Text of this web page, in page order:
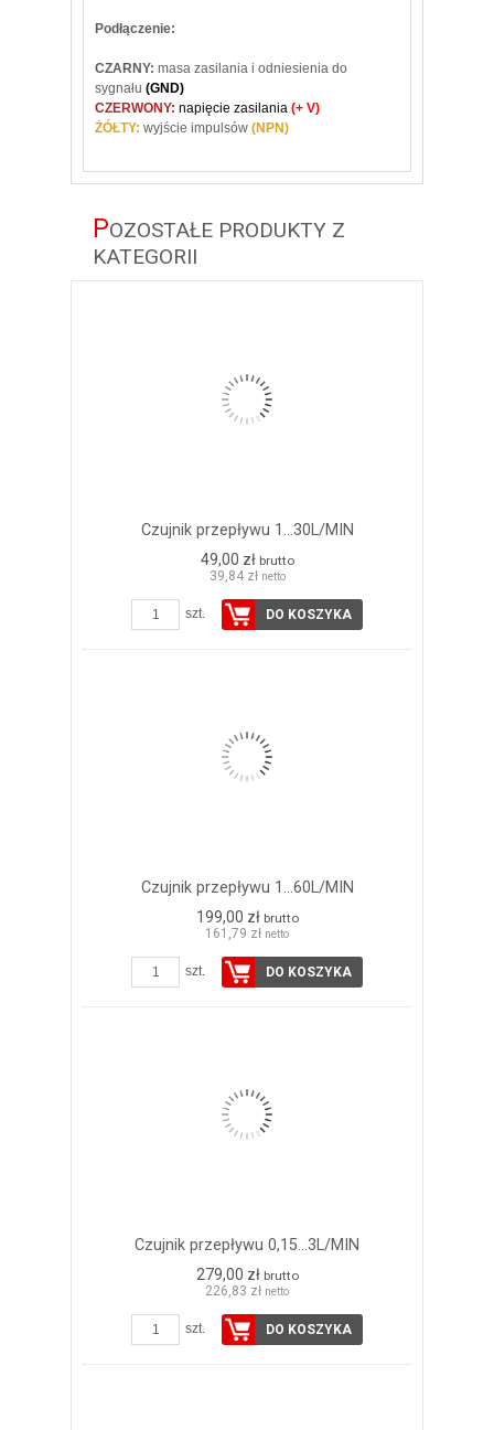
Podłączenie:
CZARNY: masa zasilania i odniesienia do
sygnału (GND)
CZERWONY: napięcie zasilania (+ V)
ŻÓŁTY: wyjście impulsów (NPN)
POZOSTAŁE PRODUKTY Z
KATEGORII
Czujnik przepływu 1...30L/MIN
49,00 zł brutto
39,84 zł netto
szt. DO KOSZYKA
Czujnik przepływu 1...60L/MIN
199,00 zł brutto
161,79 zł netto
szt. DO KOSZYKA
Czujnik przepływu 0,15...3L/MIN
279,00 zł brutto
226,83 zł netto
szt. DO KOSZYKA